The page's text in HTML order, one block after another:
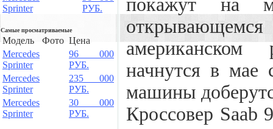
Sprinter
РУБ.
Самые просматриваемые
Модель Фото Цена
Mercedes
Sprinter
96 000
РУБ.
Mercedes
Sprinter
235 000
РУБ.
Mercedes
Sprinter
30 000
РУБ.
покажут на
начнутся в мае
машины
Кроссовер Saab